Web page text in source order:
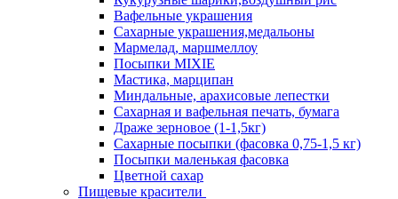
Вафельные украшения
Сахарные украшения,медальоны
Мармелад, маршмеллоу
Посыпки MIXIE
Мастика, марципан
Миндальные, арахисовые лепестки
Сахарная и вафельная печать, бумага
Драже зерновое (1-1,5кг)
Сахарные посыпки (фасовка 0,75-1,5 кг)
Посыпки маленькая фасовка
Цветной сахар
Пищевые красители